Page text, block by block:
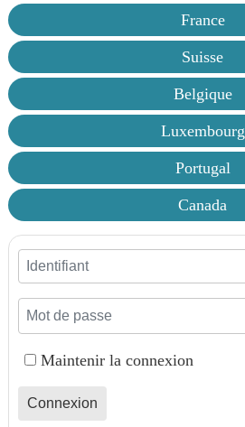
France
Suisse
Belgique
Luxembourg
Portugal
Canada
Identifiant
Mot de passe
Maintenir la connexion
Connexion